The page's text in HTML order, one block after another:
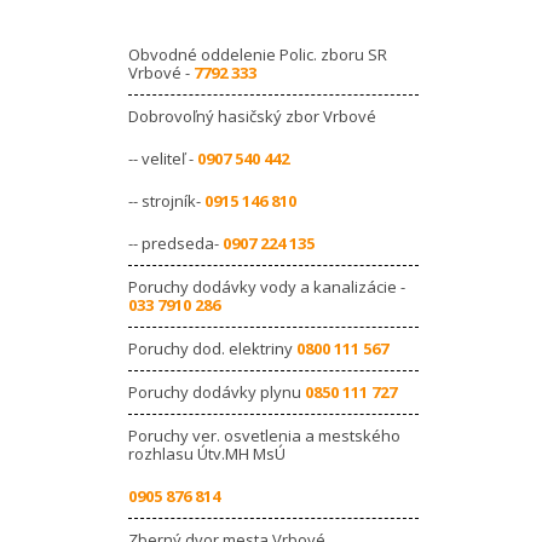
Obvodné oddelenie Polic. zboru SR
Vrbové - 7792 333
Dobrovoľný hasičský zbor Vrbové
-- veliteľ - 0907 540 442
-- strojník- 0915 146 810
-- predseda- 0907 224 135
Poruchy dodávky vody a kanalizácie -
033 7910 286
Poruchy dod. elektriny 0800 111 567
Poruchy dodávky plynu 0850 111 727
Poruchy ver. osvetlenia a mestského
rozhlasu Útv.MH MsÚ
0905 876 814